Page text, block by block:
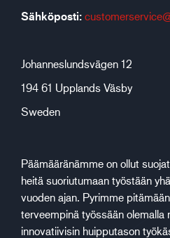
Sähköposti:
Johanneslundsvägen 12
194 61 Upplands Väsby
Sweden
Päämääränämme on ollut
heitä suoriutumaan työstään
vuoden ajan. Pyrimme
terveempinä työssään olemalla
innovatiivisin huipputason